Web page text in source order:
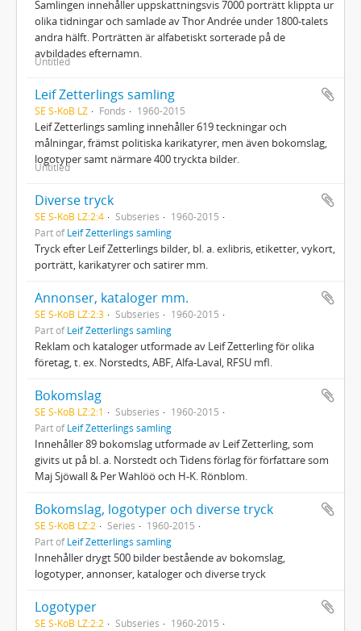
Samlingen innehåller uppskattningsvis 7000 porträtt klippta ur
olika tidningar och samlade av Thor Andrée under 1800-talets
andra hälft. Porträtten är alfabetiskt sorterade på de
avbildades efternamn.
Untitled
Leif Zetterlings samling
SE S-KoB LZ Fonds 1960-2015
Leif Zetterlings samling innehåller 619 teckningar och
målningar, främst politiska karikatyrer, men även bokomslag,
logotyper samt närmare 400 tryckta bilder.
Untitled
Diverse tryck
SE S-KoB LZ:2:4 Subseries
1960-2015
Part ofLeif Zetterlings samling
Tryck efter Leif Zetterlings bilder, bl. a. exlibris, etiketter, vykort,
porträtt, karikatyrer och satirer mm.
Annonser, kataloger mm.
SE S-KoB LZ:2:3 Subseries
1960-2015
Part ofLeif Zetterlings samling
Reklam och kataloger utformade av Leif Zetterling för olika
företag, t. ex. Norstedts, ABF, Alfa-Laval, RFSU mfl.
Bokomslag
SE S-KoB LZ:2:1 Subseries
1960-2015
Part ofLeif Zetterlings samling
Innehåller 89 bokomslag utformade av Leif Zetterling, som
givits ut på bl. a. Norstedt och Tidens förlag för författare som
Maj Sjöwall & Per Wahlöö och H-K. Rönblom.
Bokomslag, logotyper och diverse tryck
SE S-KoB LZ:2 Series
1960-2015
Part ofLeif Zetterlings samling
Innehåller drygt 500 bilder bestående av bokomslag,
logotyper, annonser, kataloger och diverse tryck
Logotyper
SE S-KoB LZ:2:2 Subseries
1960-2015